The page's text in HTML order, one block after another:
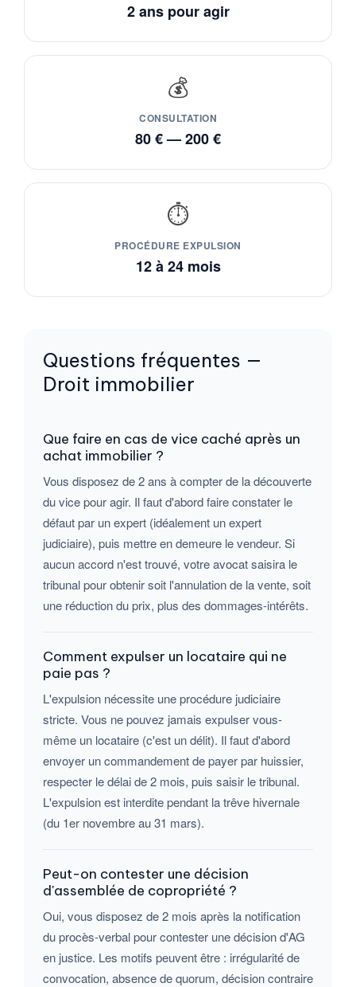
2 ans pour agir
💰
CONSULTATION
80 € — 200 €
⏱️
PROCÉDURE EXPULSION
12 à 24 mois
Questions fréquentes —
Droit immobilier
Que faire en cas de vice caché après un
achat immobilier ?
Vous disposez de 2 ans à compter de la découverte
du vice pour agir. Il faut d'abord faire constater le
défaut par un expert (idéalement un expert
judiciaire), puis mettre en demeure le vendeur. Si
aucun accord n'est trouvé, votre avocat saisira le
tribunal pour obtenir soit l'annulation de la vente, soit
une réduction du prix, plus des dommages-intérêts.
Comment expulser un locataire qui ne
paie pas ?
L'expulsion nécessite une procédure judiciaire
stricte. Vous ne pouvez jamais expulser vous-
même un locataire (c'est un délit). Il faut d'abord
envoyer un commandement de payer par huissier,
respecter le délai de 2 mois, puis saisir le tribunal.
L'expulsion est interdite pendant la trêve hivernale
(du 1er novembre au 31 mars).
Peut-on contester une décision
d'assemblée de copropriété ?
Oui, vous disposez de 2 mois après la notification
du procès-verbal pour contester une décision d'AG
en justice. Les motifs peuvent être : irrégularité de
convocation, absence de quorum, décision contraire